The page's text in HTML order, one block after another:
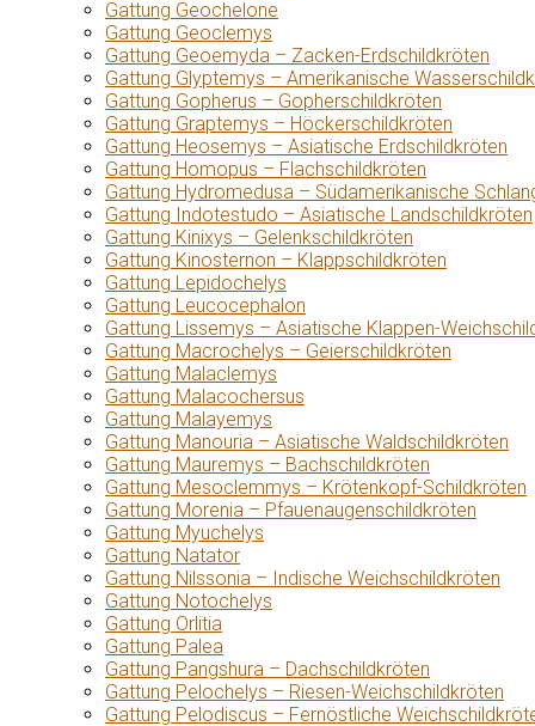
Gattung Geochelone
Gattung Geoclemys
Gattung Geoemyda – Zacken-Erdschildkröten
Gattung Glyptemys – Amerikanische
Gattung Gopherus – Gopherschildkröten
Gattung Graptemys – Höckerschildkröten
Gattung Heosemys – Asiatische Erdschildkröten
Gattung Homopus – Flachschildkröten
Gattung Hydromedusa – Südamerikanische
Gattung Indotestudo – Asiatische Landschildkröten
Gattung Kinixys – Gelenkschildkröten
Gattung Kinosternon – Klappschildkröten
Gattung Lepidochelys
Gattung Leucocephalon
Gattung Lissemys – Asiatische Klappen-
Gattung Macrochelys – Geierschildkröten
Gattung Malaclemys
Gattung Malacochersus
Gattung Malayemys
Gattung Manouria – Asiatische Waldschildkröten
Gattung Mauremys – Bachschildkröten
Gattung Mesoclemmys – Krötenkopf-Schildkröten
Gattung Morenia – Pfauenaugenschildkröten
Gattung Myuchelys
Gattung Natator
Gattung Nilssonia – Indische Weichschildkröten
Gattung Notochelys
Gattung Orlitia
Gattung Palea
Gattung Pangshura – Dachschildkröten
Gattung Pelochelys – Riesen-Weichschildkröten
Gattung Pelodiscus – Fernöstliche